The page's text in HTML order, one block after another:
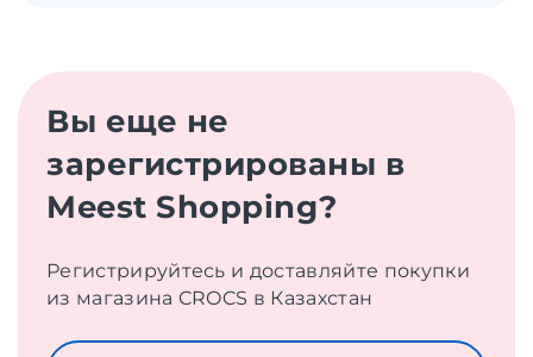
Вы еще не
зарегистрированы в
Meest Shopping?
Регистрируйтесь и доставляйте покупки
из магазина CROCS в Казахстан